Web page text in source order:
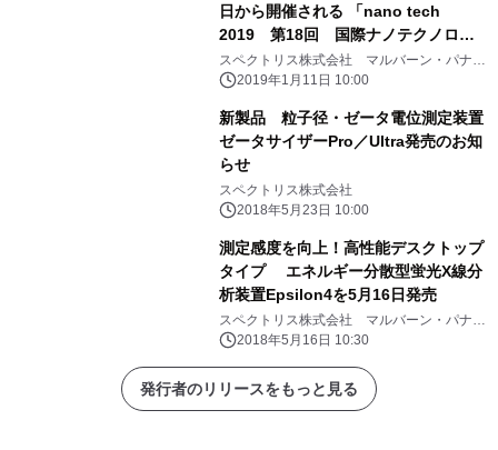
日から開催される 「nano tech
2019 第18回 国際ナノテクノロジ
ー 総合展・技術会議」に出展決定
スペクトリス株式会社 マルバーン・パナリ
ティカル事業部
2019年1月11日 10:00
新製品 粒子径・ゼータ電位測定装置
ゼータサイザーPro／Ultra発売のお知
らせ
スペクトリス株式会社
2018年5月23日 10:00
測定感度を向上！高性能デスクトップ
タイプ エネルギー分散型蛍光X線分
析装置Epsilon4を5月16日発売
スペクトリス株式会社 マルバーン・パナリ
ティカル事業部
2018年5月16日 10:30
発行者のリリースをもっと見る